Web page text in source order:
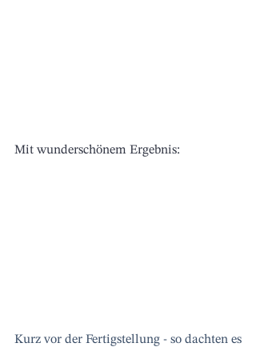
Mit wunderschönem Ergebnis:
Kurz vor der Fertigstellung - so dachten es